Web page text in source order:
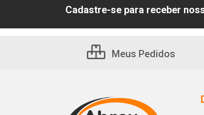
Cadastre-se para receber
Meus Pedidos